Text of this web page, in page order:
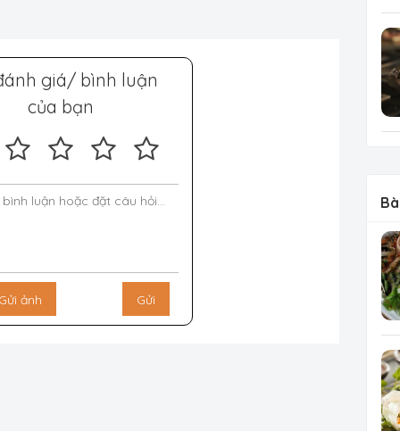
giá/ bình luận
của bạn
ảnh Gửi